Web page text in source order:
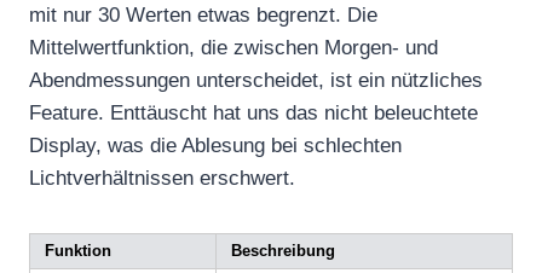
mit nur 30 Werten etwas begrenzt. Die
Mittelwertfunktion, die zwischen Morgen- und
Abendmessungen unterscheidet, ist ein nützliches
Feature. Enttäuscht hat uns das nicht beleuchtete
Display, was die Ablesung bei schlechten
Lichtverhältnissen erschwert.
Funktion
Beschreibung